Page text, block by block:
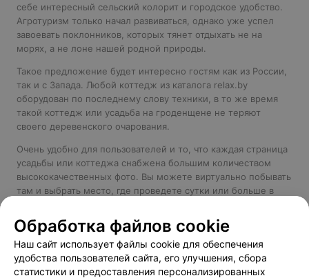
себе интересный сельский колорит и городское удобство.
Агротуризм только начал развиваться, однако уже успел
завоевать поклонников, которых тянет отдыхать не на
морях, а не лоне нашей родной природы.
Такое предложение будет интересно гостям как из России,
так и с Запада. Любой коттедж из каталога relax.by
оборудован по последнему слову техники, в то же время
такой коттедж или усадьба на гроденщене не теряют
своего деревенского очарования.
Очень удобно для пользователей и то, что каждая страница
усадьбы или коттеджа снабжена большим количеством
высококачественных фото. Вы можете виртуально побывать
там и выбрать место, где проведете сутки или больше в
Также в нашем региональном каталоге:гостиницы Гродно
санатории Гродненской области
Обработка файлов cookie
Наш сайт использует файлы cookie для обеспечения
удобства пользователей сайта, его улучшения, сбора
статистики и предоставления персонализированных